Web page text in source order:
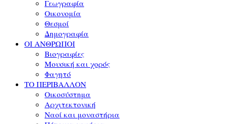
Γεωγραφία
Οικονομία
Θεσμοί
Δημογραφία
ΟΙ ΑΝΘΡΩΠΟΙ
Βιογραφίες
Μουσική και χορός
Φαγητό
ΤΟ ΠΕΡΙΒΑΛΛΟΝ
Οικοσύστημα
Αρχιτεκτονική
Ναοί και μοναστήρια